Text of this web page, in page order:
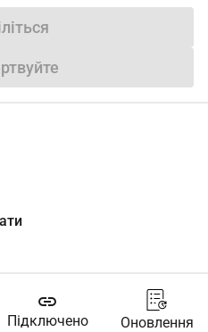
link
Підключено Оновлення